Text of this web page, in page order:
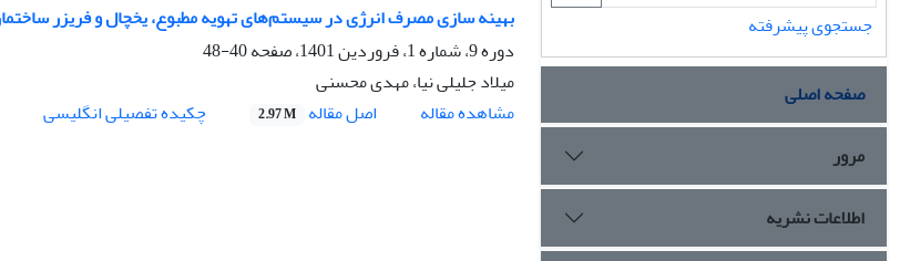
بهینه سازی مصرف انرژی در سیستم‌های تهویه مطبوع، یخچال و فریزر
دوره 9، شماره 1، فروردین 1401، صفحه
40-48
میلاد جلیلی نیا، مهدی محسنی
مشاهده مقاله
اصل مقاله 2.97 M چکیده تفصیلی انگلیسی
جستجوی پیشرفته
صفحه اصلی
مرور
اطلاعات نشریه